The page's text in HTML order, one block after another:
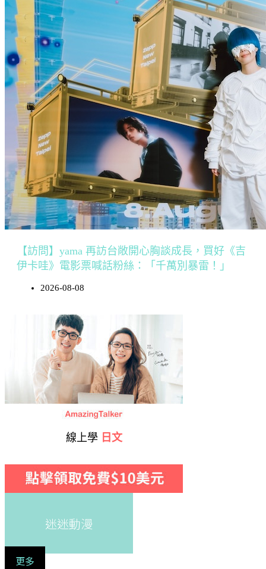
【訪問】yama 再訪台敞開心胸談成長，買好《吉
伊卡哇》電影票喊話粉絲：「千萬別暴雷！」
2026-08-08
線上學 日文
迷迷動漫
更多